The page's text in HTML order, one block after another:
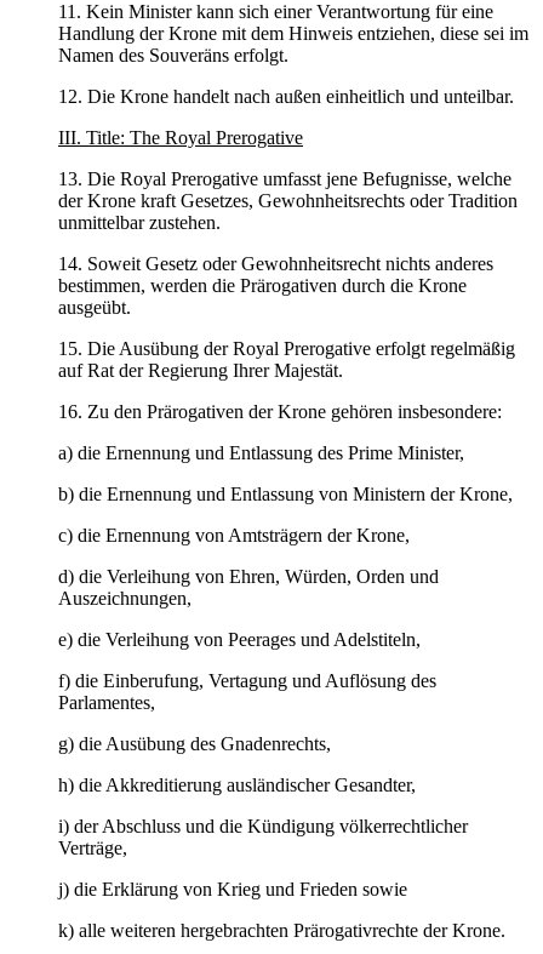
11. Kein Minister kann sich einer Verantwortung für eine
Handlung der Krone mit dem Hinweis entziehen, diese sei im
Namen des Souveräns erfolgt.
12. Die Krone handelt nach außen einheitlich und unteilbar.
III. Title: The Royal Prerogative
13. Die Royal Prerogative umfasst jene Befugnisse, welche
der Krone kraft Gesetzes, Gewohnheitsrechts oder Tradition
unmittelbar zustehen.
14. Soweit Gesetz oder Gewohnheitsrecht nichts anderes
bestimmen, werden die Prärogativen durch die Krone
ausgeübt.
15. Die Ausübung der Royal Prerogative erfolgt regelmäßig
auf Rat der Regierung Ihrer Majestät.
16. Zu den Prärogativen der Krone gehören insbesondere:
a) die Ernennung und Entlassung des Prime Minister,
b) die Ernennung und Entlassung von Ministern der Krone,
c) die Ernennung von Amtsträgern der Krone,
d) die Verleihung von Ehren, Würden, Orden und
Auszeichnungen,
e) die Verleihung von Peerages und Adelstiteln,
f) die Einberufung, Vertagung und Auflösung des
Parlamentes,
g) die Ausübung des Gnadenrechts,
h) die Akkreditierung ausländischer Gesandter,
i) der Abschluss und die Kündigung völkerrechtlicher
Verträge,
j) die Erklärung von Krieg und Frieden sowie
k) alle weiteren hergebrachten Prärogativrechte der Krone.